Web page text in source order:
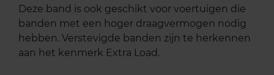
Deze band is ook geschikt voor voertuigen die
banden met een hoger draagvermogen nodig
hebben. Verstevigde banden zijn te herkennen
aan het kenmerk Extra Load.